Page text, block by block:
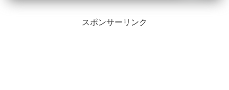
スポンサーリンク